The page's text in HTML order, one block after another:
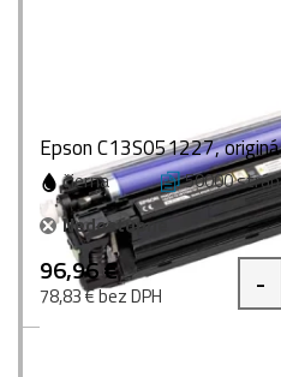
Epson C13S051227,
čierna 50000 strán
Nedostupné
96,96 €
78,83 € bez DPH -